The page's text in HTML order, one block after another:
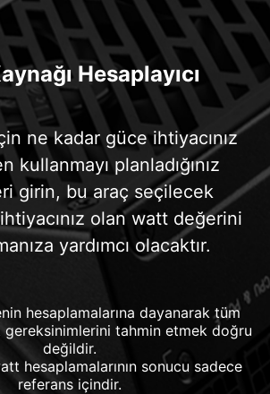
Hesaplayıcı
ne kadar güce ihtiyacınız
kullanmayı planladığınız
girin, bu araç seçilecek
olan watt değerini
yardımcı olacaktır.
hesaplamalarına dayanarak tüm
tahmin etmek doğru
değildir.
hesaplamalarının sonucu sadece
referans içindir.